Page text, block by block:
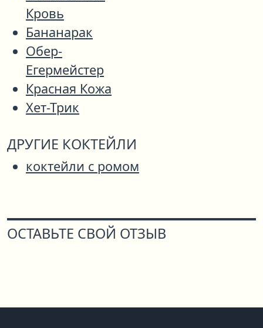
Кровь
Бананарак
Обер-
Егермейстер
Красная Кожа
Хет-Трик
ДРУГИЕ КОКТЕЙЛИ
коктейли с ромом
ОСТАВЬТЕ СВОЙ ОТЗЫВ